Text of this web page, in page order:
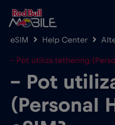
eSIM Help Center
– Pot utiliza tethering
– Pot
(Personal